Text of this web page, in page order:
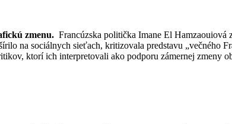
zmenu. Francúzska politička Imane El Hamzaouiová
na sociálnych sieťach, kritizovala predstavu „večného
ktorí ich interpretovali ako podporu zámernej zmeny